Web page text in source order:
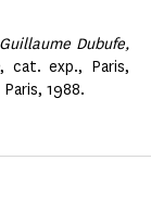
Dubufe,
, cat. exp., Paris,
1988.